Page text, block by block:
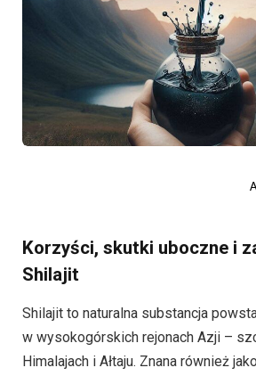
Korzyści, skutki uboczne i
Shilajit
Shilajit to naturalna substancja
w wysokogórskich rejonach Azji –
Himalajach i Ałtaju. Znana również jako